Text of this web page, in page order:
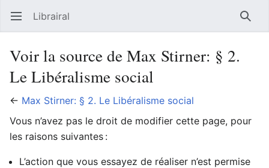
Ouvrir le menu principal Librairal
Voir la source de Max Stirner: § 2.
Le Libéralisme social
← Max Stirner: § 2. Le Libéralisme social
Vous n’avez pas le droit de modifier cette page, pour
les raisons suivantes :
L’action que vous essayez de réaliser n’est permise